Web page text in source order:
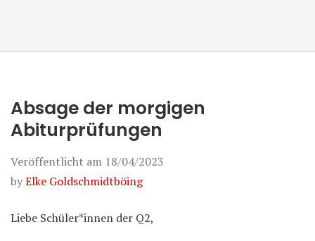
Absage der morgigen
Abiturprüfungen
Veröffentlicht am 18/04/2023
byElke Goldschmidtböing
Liebe Schüler*innen der Q2,